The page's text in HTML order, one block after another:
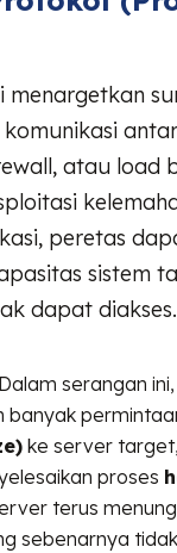
menargetkan
atau load
peretas
sistem
dapat diakses.
serangan
banyak
ke server
proses
terus
sebenarnya